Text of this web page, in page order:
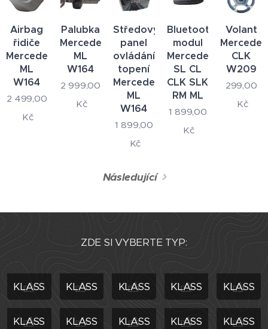
Airbag
řidiče
Mercedes
ML
W164
2 499,00
Kč
Palubka
Mercedes
ML
W164
2 999,00
Kč
Středový
panel
ovládání
topení
Mercedes
ML
W164
1 899,00
Kč
Bluetooth
modul
Mercedes
SL CL
CLK SLK
RM ML
1 899,00
Kč
Volant
Mercedes
CLK
W209
299,00
Kč
Následující
ZDE SI VYBERTE TYP:
KLASS
KLASS
KLASS
KLASS
KLASS
KLASS
KLASS
KLASS
KLASS
KLASS